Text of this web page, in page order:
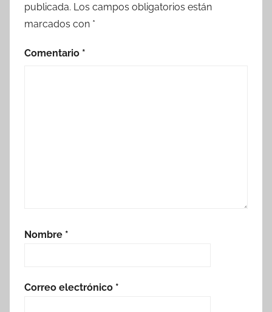
publicada. Los campos obligatorios están
marcados con *
Comentario *
Nombre *
Correo electrónico *